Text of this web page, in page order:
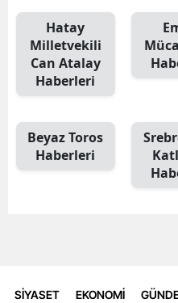
Hatay
Milletvekili
Can Atalay
Haberleri
Beyaz Toros
Haberleri
SİYASET EKONOMİ